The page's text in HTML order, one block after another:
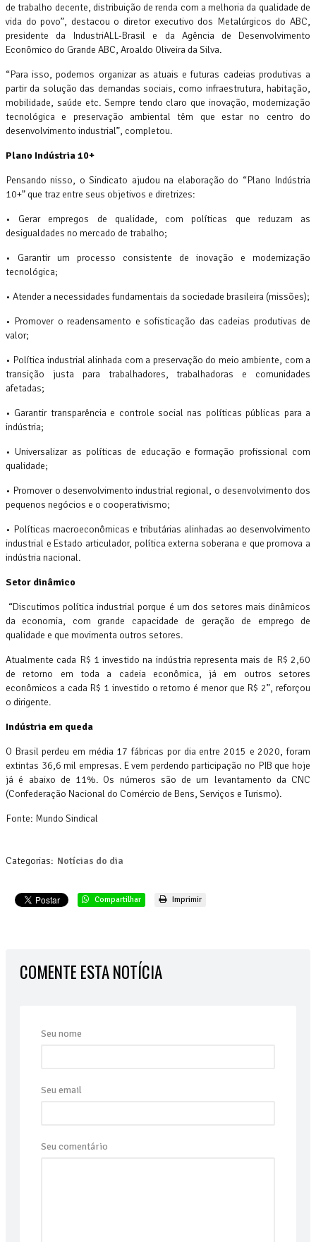
de trabalho decente, distribuição de renda com a melhoria da qualidade de
vida do povo”, destacou o diretor executivo dos Metalúrgicos do ABC,
presidente da IndustriALL-Brasil e da Agência de Desenvolvimento
Econômico do Grande ABC, Aroaldo Oliveira da Silva.
“Para isso, podemos organizar as atuais e futuras cadeias produtivas a
partir da solução das demandas sociais, como infraestrutura, habitação,
mobilidade, saúde etc. Sempre tendo claro que inovação, modernização
tecnológica e preservação ambiental têm que estar no centro do
desenvolvimento industrial”, completou.
Plano Indústria 10+
Pensando nisso, o Sindicato ajudou na elaboração do “Plano Indústria
10+” que traz entre seus objetivos e diretrizes:
• Gerar empregos de qualidade, com políticas que reduzam as
desigualdades no mercado de trabalho;
• Garantir um processo consistente de inovação e modernização
tecnológica;
• Atender a necessidades fundamentais da sociedade brasileira (missões);
• Promover o readensamento e sofisticação das cadeias produtivas de
valor;
• Política industrial alinhada com a preservação do meio ambiente, com a
transição justa para trabalhadores, trabalhadoras e comunidades
afetadas;
• Garantir transparência e controle social nas políticas públicas para a
indústria;
• Universalizar as políticas de educação e formação profissional com
qualidade;
• Promover o desenvolvimento industrial regional, o desenvolvimento dos
pequenos negócios e o cooperativismo;
• Políticas macroeconômicas e tributárias alinhadas ao desenvolvimento
industrial e Estado articulador, política externa soberana e que promova a
indústria nacional.
Setor dinâmico
“Discutimos política industrial porque é um dos setores mais dinâmicos
da economia, com grande capacidade de geração de emprego de
qualidade e que movimenta outros setores.
Atualmente cada R$ 1 investido na indústria representa mais de R$ 2,60
de retorno em toda a cadeia econômica, já em outros setores
econômicos a cada R$ 1 investido o retorno é menor que R$ 2”, reforçou
o dirigente.
Indústria em queda
O Brasil perdeu em média 17 fábricas por dia entre 2015 e 2020, foram
extintas 36,6 mil empresas. E vem perdendo participação no PIB que hoje
já é abaixo de 11%. Os números são de um levantamento da CNC
(Confederação Nacional do Comércio de Bens, Serviços e Turismo).
Fonte: Mundo Sindical
Categorias: Notícias do dia
Compartilhar Imprimir
COMENTE ESTA NOTÍCIA
Seu nome
Seu email
Seu comentário